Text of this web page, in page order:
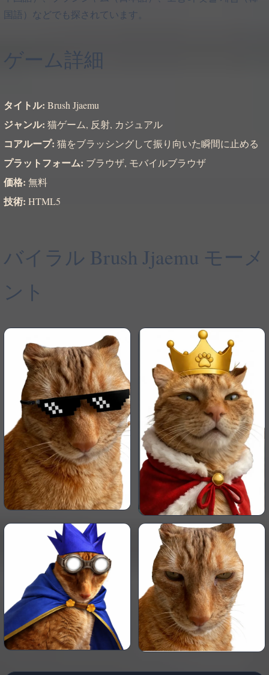
国語）などでも探されています。
ゲーム詳細
タイトル: Brush Jjaemu
ジャンル: 猫ゲーム, 反射, カジュアル
コアループ: 猫をブラッシングして振り向いた瞬間に止める
プラットフォーム: ブラウザ, モバイルブラウザ
価格: 無料
技術: HTML5
バイラル Brush Jjaemu モーメ
ント